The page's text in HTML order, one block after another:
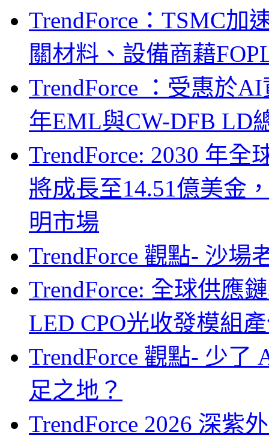
TrendForce：TSMC加
關材料、設備商藉
TrendForce ：受惠於
年EML與CW-DFB LD
TrendForce: 2030 年
將成長至14.51億美金
明市場
TrendForce 觀點- 沙場
TrendForce: 全球供應
LED CPO光收發模組
TrendForce 觀點- 少
足之地？
TrendForce 2026 深紫